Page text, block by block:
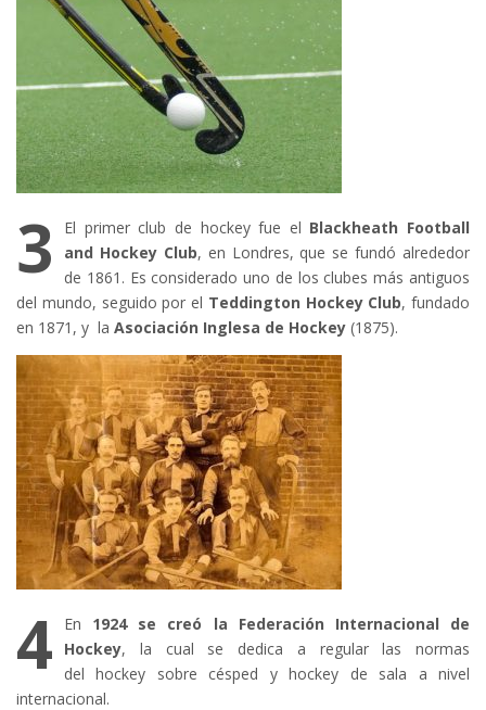
3 El primer club de hockey fue el Blackheath Football
and Hockey Club, en Londres, que se fundó alrededor
de 1861. Es considerado uno de los clubes más antiguos
del mundo, seguido por el Teddington Hockey Club, fundado
en 1871, y la Asociación Inglesa de Hockey (1875).
4 En 1924 se creó la Federación Internacional de
Hockey, la cual se dedica a regular las normas
del hockey sobre césped y hockey de sala a nivel
internacional.